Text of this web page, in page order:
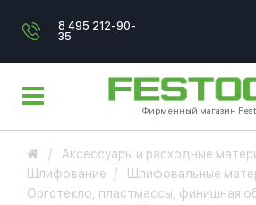
8 495 212-90-
35
Фирменный магазин
Аксессуары и расходные
Шлифование
Шлифовальные
Оргстекло, пластмассы, финишная